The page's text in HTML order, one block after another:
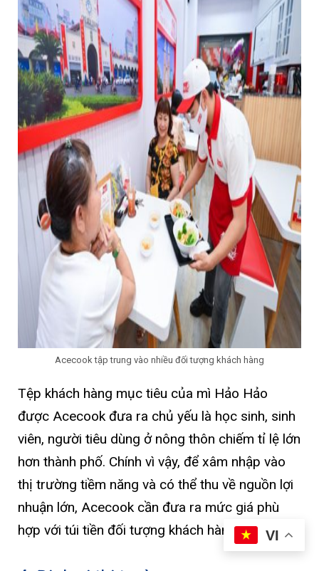
Acecook tập trung vào nhiều đối tượng khách hàng
Tệp khách hàng mục tiêu của mì Hảo Hảo
được Acecook đưa ra chủ yếu là học sinh, sinh
viên, người tiêu dùng ở nông thôn chiếm tỉ lệ lớn
hơn thành phố. Chính vì vậy, để xâm nhập vào
thị trường tiềm năng và có thể thu về nguồn lợi
nhuận lớn, Acecook cần đưa ra mức giá phù
hợp với túi tiền đối tượng khách hàng mục tiêu.
VI